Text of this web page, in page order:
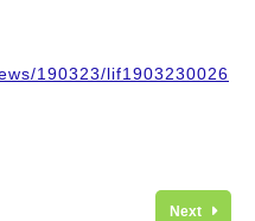
190323/lif1903230026
Next